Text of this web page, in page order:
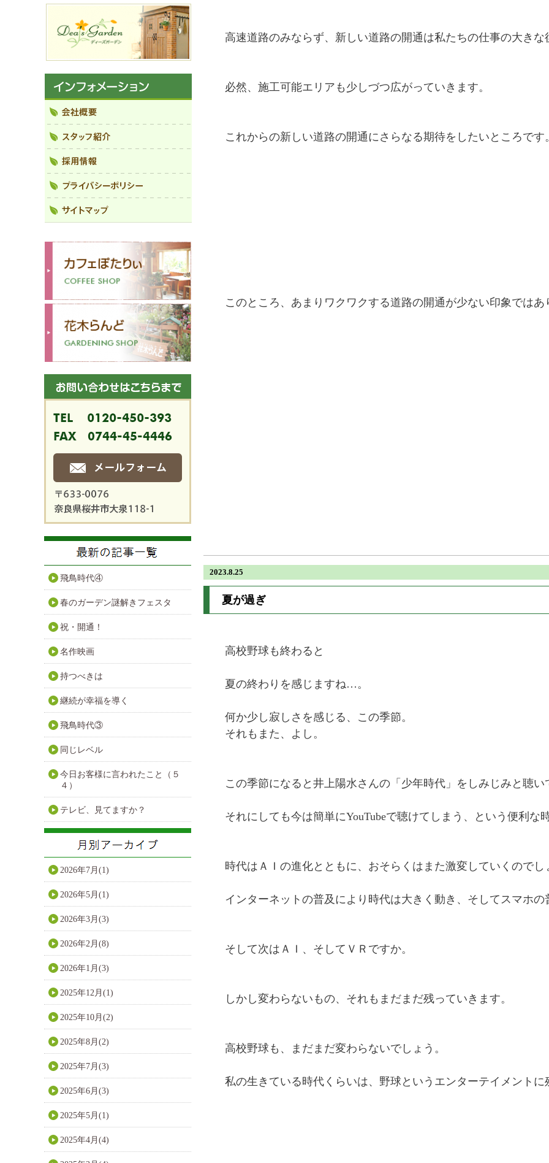
高速道路のみならず、新しい道路の開通は私たちの仕事の大きな
必然、施工可能エリアも少しづつ広がっていきます。
これからの新しい道路の開通にさらなる期待をしたいところです。
このところ、あまりワクワクする道路の開通が少ない印象ではあ
2023.8.25
夏が過ぎ
高校野球も終わると
夏の終わりを感じますね…。
何か少し寂しさを感じる、この季節。
それもまた、よし。
この季節になると井上陽水さんの「少年時代」をしみじみと聴い
それにしても今は簡単にYouTubeで聴けてしまう、という便利な
時代はＡＩの進化とともに、おそらくはまた激変していくのでし
インターネットの普及により時代は大きく動き、そしてスマホの
そして次はＡＩ、そしてＶＲですか。
しかし変わらないもの、それもまだまだ残っていきます。
高校野球も、まだまだ変わらないでしょう。
私の生きている時代くらいは、野球というエンターテイメント
飛鳥時代④
春のガーデン謎解きフェスタ
祝・開通！
名作映画
持つべきは
継続が幸福を導く
飛鳥時代③
同じレベル
今日お客様に言われたこと（５
４）
テレビ、見てますか？
2026年7月(1)
2026年5月(1)
2026年3月(3)
2026年2月(8)
2026年1月(3)
2025年12月(1)
2025年10月(2)
2025年8月(2)
2025年7月(3)
2025年6月(3)
2025年5月(1)
2025年4月(4)